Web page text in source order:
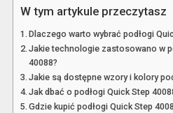
W tym artykule przeczytasz
Dlaczego warto wybrać podłogi
Jakie technologie zastosowano w
40088?
Jakie są dostępne wzory i kolory
Jak dbać o podłogi Quick Step
Gdzie kupić podłogi Quick Step